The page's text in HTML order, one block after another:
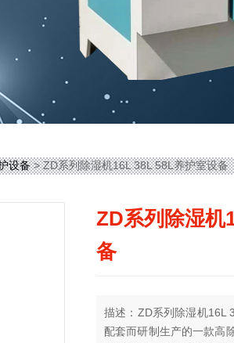
设备> ZD系列除湿机16L 38L 58L养护室设备
ZD系列除湿机
备
描述：ZD系列除湿机16L
配套而研制生产的一款高